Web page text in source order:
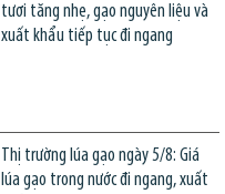
tươi tăng nhẹ, gạo nguyên liệu và
xuất khẩu tiếp tục đi ngang
Thị trường lúa gạo ngày 5/8: Giá
lúa gạo trong nước đi ngang, xuất